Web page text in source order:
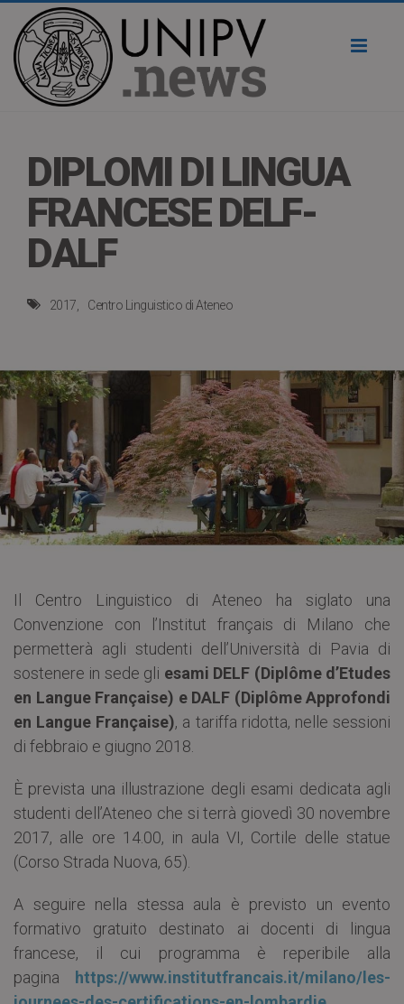
DIPLOMI DI LINGUA
FRANCESE DELF-
DALF
2017 Centro Linguistico di Ateneo
Il Centro Linguistico di Ateneo ha siglato una
Convenzione con l’Institut français di Milano che
permetterà agli studenti dell’Università di Pavia di
sostenere in sede gli esami DELF (Diplôme d’Etudes
en Langue Française) e DALF (Diplôme Approfondi
en Langue Française), a tariffa ridotta, nelle sessioni
di febbraio e giugno 2018.
È prevista una illustrazione degli esami dedicata agli
studenti dell’Ateneo che si terrà giovedì 30 novembre
2017, alle ore 14.00, in aula VI, Cortile delle statue
(Corso Strada Nuova, 65).
A seguire nella stessa aula è previsto un evento
formativo gratuito destinato ai docenti di lingua
francese, il cui programma è reperibile alla
pagina
https://www.institutfrancais.it/milano/les-